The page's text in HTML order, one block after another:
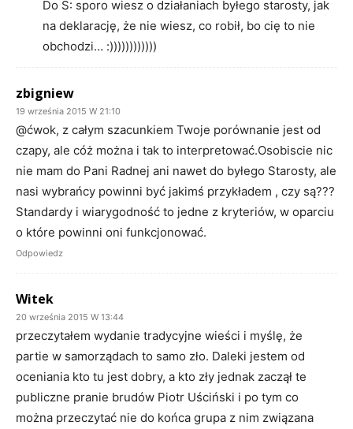
Do S: sporo wiesz o działaniach byłego starosty, jak
na deklarację, że nie wiesz, co robił, bo cię to nie
obchodzi… :))))))))))))
zbigniew
19 września 2015 W 21:10
@ćwok, z całym szacunkiem Twoje porównanie jest od
czapy, ale cóż można i tak to interpretować.Osobiscie nic
nie mam do Pani Radnej ani nawet do byłego Starosty, ale
nasi wybrańcy powinni być jakimś przykładem , czy są???
Standardy i wiarygodność to jedne z kryteriów, w oparciu
o które powinni oni funkcjonować.
Odpowiedz
Witek
20 września 2015 W 13:44
przeczytałem wydanie tradycyjne wieści i myślę, że
partie w samorządach to samo zło. Daleki jestem od
oceniania kto tu jest dobry, a kto zły jednak zaczął te
publiczne pranie brudów Piotr Uściński i po tym co
można przeczytać nie do końca grupa z nim związana